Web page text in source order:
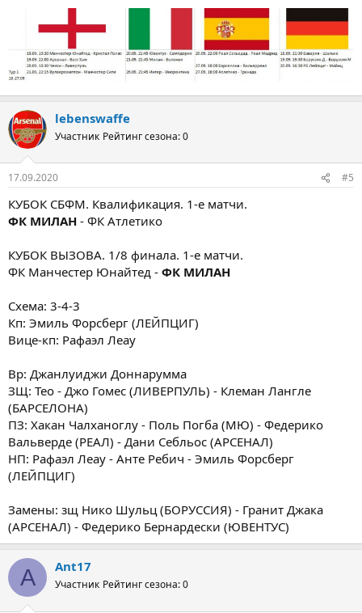
lebenswaffe
Участник Рейтинг сезона: 0
17.09.2020 #5
КУБОК СБФМ. Квалификация. 1-е матчи.
ФК МИЛАН - ФК Атлетико
КУБОК ВЫЗОВА. 1/8 финала. 1-е матчи.
ФК Манчестер Юнайтед - ФК МИЛАН
Схема: 3-4-3
Кп: Эмиль Форсберг (ЛЕЙПЦИГ)
Вице-кп: Рафаэл Леау
Вр: Джанлуиджи Доннарумма
ЗЩ: Тео - Джо Гомес (ЛИВЕРПУЛЬ) - Клеман Лангле
(БАРСЕЛОНА)
ПЗ: Хакан Чалханоглу - Поль Погба (МЮ) - Федерико
Вальверде (РЕАЛ) - Дани Себльос (АРСЕНАЛ)
НП: Рафаэл Леау - Анте Ребич - Эмиль Форсберг
(ЛЕЙПЦИГ)
Замены: зщ Нико Шульц (БОРУССИЯ) - Гранит Джака
(АРСЕНАЛ) - Федерико Бернардески (ЮВЕНТУС)
A Ant17
Участник Рейтинг сезона: 0